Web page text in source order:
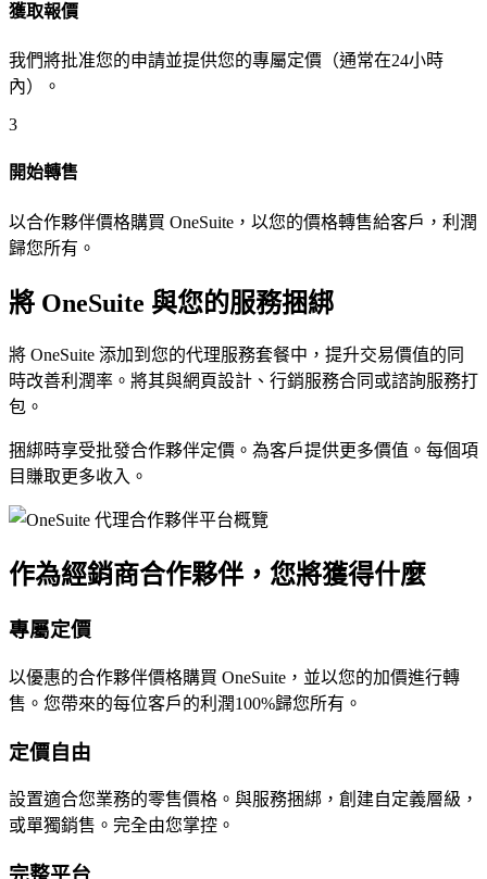
獲取報價
我們將批准您的申請並提供您的專屬定價（通常在24小時
內）。
3
開始轉售
以合作夥伴價格購買 OneSuite，以您的價格轉售給客戶，利潤
歸您所有。
將 OneSuite 與您的服務捆綁
將 OneSuite 添加到您的代理服務套餐中，提升交易價值的同
時改善利潤率。將其與網頁設計、行銷服務合同或諮詢服務打
包。
捆綁時享受批發合作夥伴定價。為客戶提供更多價值。每個項
目賺取更多收入。
作為經銷商合作夥伴，您將獲得什麼
專屬定價
以優惠的合作夥伴價格購買 OneSuite，並以您的加價進行轉
售。您帶來的每位客戶的利潤100%歸您所有。
定價自由
設置適合您業務的零售價格。與服務捆綁，創建自定義層級，
或單獨銷售。完全由您掌控。
完整平台